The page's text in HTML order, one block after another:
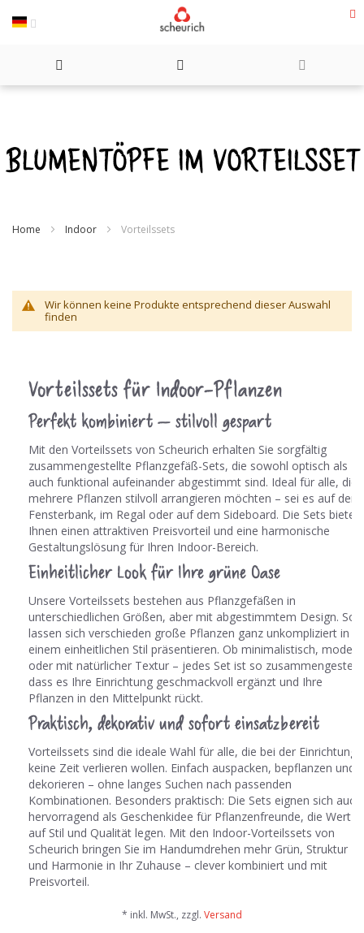
Direkt
Inhalt
BLUMENTÖPFE IM VORTEILSSET
Home Indoor Vorteilssets
Wir können keine Produkte entsprechend dieser Auswahl
finden
Vorteilssets für Indoor-Pflanzen
Perfekt kombiniert – stilvoll gespart
Mit den Vorteilssets von Scheurich erhalten Sie sorgfältig
zusammengestellte Pflanzgefäß-Sets, die sowohl optisch als
auch funktional aufeinander abgestimmt sind. Ideal für alle, die
mehrere Pflanzen stilvoll arrangieren möchten – sei es auf der
Fensterbank, im Regal oder auf dem Sideboard. Die Sets bieten
Ihnen einen attraktiven Preisvorteil und eine harmonische
Gestaltungslösung für Ihren Indoor-Bereich.
Einheitlicher Look für Ihre grüne Oase
Unsere Vorteilssets bestehen aus Pflanzgefäßen in
unterschiedlichen Größen, aber mit abgestimmtem Design. So
lassen sich verschieden große Pflanzen ganz unkompliziert in
einem einheitlichen Stil präsentieren. Ob minimalistisch, modern
oder mit natürlicher Textur – jedes Set ist so
dass es Ihre Einrichtung geschmackvoll ergänzt und Ihre
Pflanzen in den Mittelpunkt rückt.
Praktisch, dekorativ und sofort einsatzbereit
Vorteilssets sind die ideale Wahl für alle, die bei der Einrichtung
keine Zeit verlieren wollen. Einfach auspacken, bepflanzen und
dekorieren – ohne langes Suchen nach passenden
Kombinationen. Besonders praktisch: Die Sets eignen sich auch
hervorragend als Geschenkidee für Pflanzenfreunde, die Wert
auf Stil und Qualität legen. Mit den Indoor-Vorteilssets von
Scheurich bringen Sie im Handumdrehen mehr Grün, Struktur
und Harmonie in Ihr Zuhause – clever kombiniert und mit
Preisvorteil.
* inkl. MwSt., zzgl. Versand